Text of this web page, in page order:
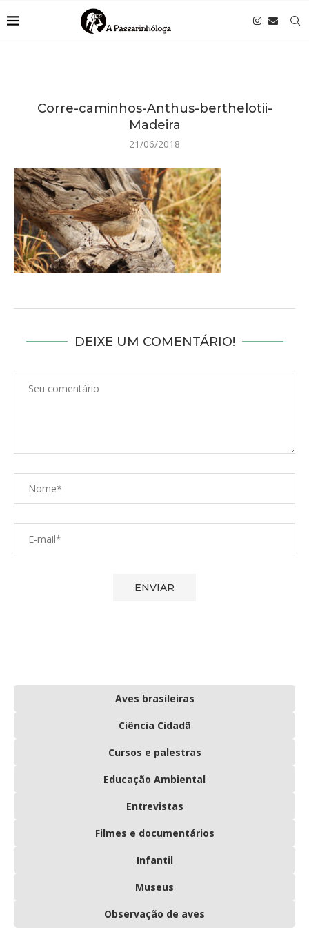
Corre-caminhos-Anthus-berthelotii-
Madeira
21/06/2018
DEIXE UM COMENTÁRIO!
Aves brasileiras
Ciência Cidadã
Cursos e palestras
Educação Ambiental
Entrevistas
Filmes e documentários
Infantil
Museus
Observação de aves